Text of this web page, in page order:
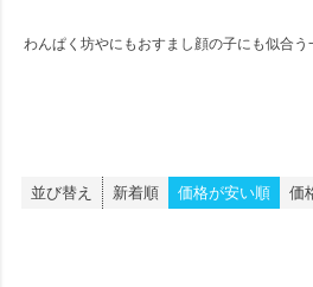
わんぱく坊やにもおすまし顔の子にも似合う
並び替え 新着順 価格が安い順 価